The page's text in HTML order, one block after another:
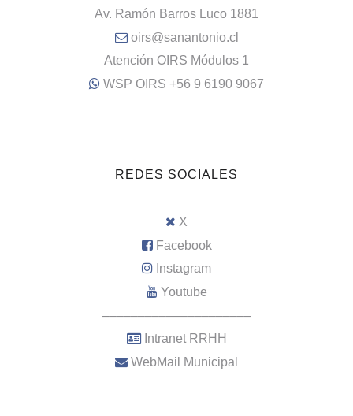
Av. Ramón Barros Luco 1881
oirs@sanantonio.cl
Atención OIRS Módulos 1
WSP OIRS +56 9 6190 9067
REDES SOCIALES
X
Facebook
Instagram
Youtube
–––––––––––––––––––––
Intranet RRHH
WebMail Municipal